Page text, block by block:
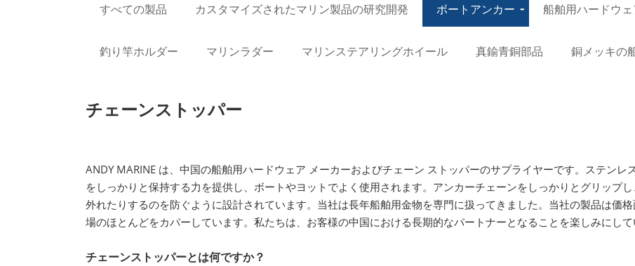
すべての製品 カスタマイズされたマリン製品の研究開発 ボートアンカー 船舶用ハードウェ
釣り竿ホルダー マリンラダー マリンステアリングホイール 真鍮青銅部品 銅メッキの
チェーンストッパー
ANDY MARINE は、中国の船舶用ハードウェア メーカーおよびチェーン ストッパーのサプライヤーです。ステン
をしっかりと保持する力を提供し、ボートやヨットでよく使用されます。アンカーチェーンをしっかりとグリップ
外れたりするのを防ぐように設計されています。当社は長年船舶用金物を専門に扱ってきました。当社の製品は価
場のほとんどをカバーしています。私たちは、お客様の中国における長期的なパートナーとなることを楽しみにして
チェーンストッパーとは何ですか？